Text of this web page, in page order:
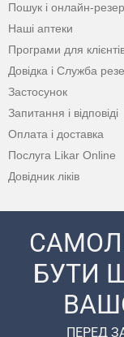
Пошук і онлайн-
Наші аптеки
Програми для
Довідка і Служба
Застосунок
Запитання і відповіді
Оплата і доставка
Послуга Likar Online
Довідник ліків
БУТИ
ПЕРЕД